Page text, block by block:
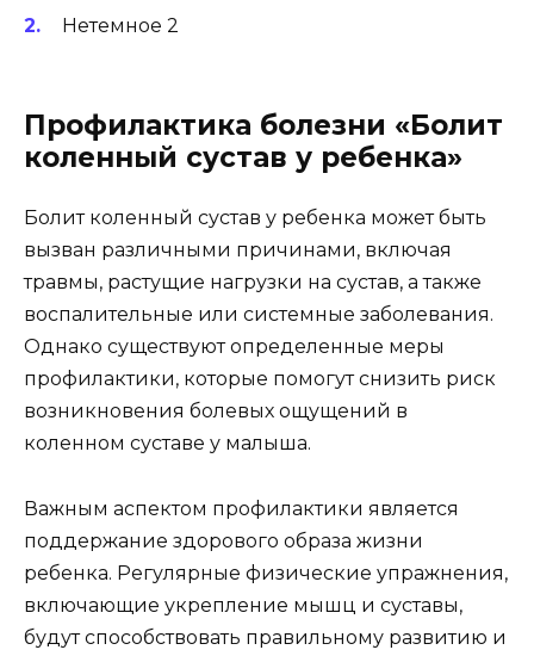
Нетемное 2
Профилактика болезни «Болит
коленный сустав у ребенка»
Болит коленный сустав у ребенка может быть
вызван различными причинами, включая
травмы, растущие нагрузки на сустав, а также
воспалительные или системные заболевания.
Однако существуют определенные меры
профилактики, которые помогут снизить риск
возникновения болевых ощущений в
коленном суставе у малыша.
Важным аспектом профилактики является
поддержание здорового образа жизни
ребенка. Регулярные физические упражнения,
включающие укрепление мышц и суставы,
будут способствовать правильному развитию и